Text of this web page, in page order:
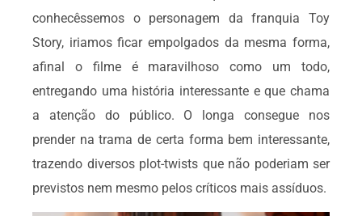
conhecêssemos o personagem da franquia Toy
Story, iriamos ficar empolgados da mesma forma,
afinal o filme é maravilhoso como um todo,
entregando uma história interessante e que chama
a atenção do público. O longa consegue nos
prender na trama de certa forma bem interessante,
trazendo diversos plot-twists que não poderiam ser
previstos nem mesmo pelos críticos mais assíduos.